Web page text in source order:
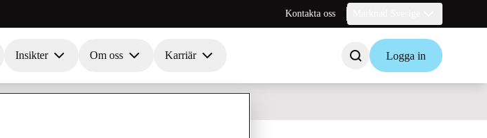
Kontakta oss
Insikter Om oss Karriär Logga in